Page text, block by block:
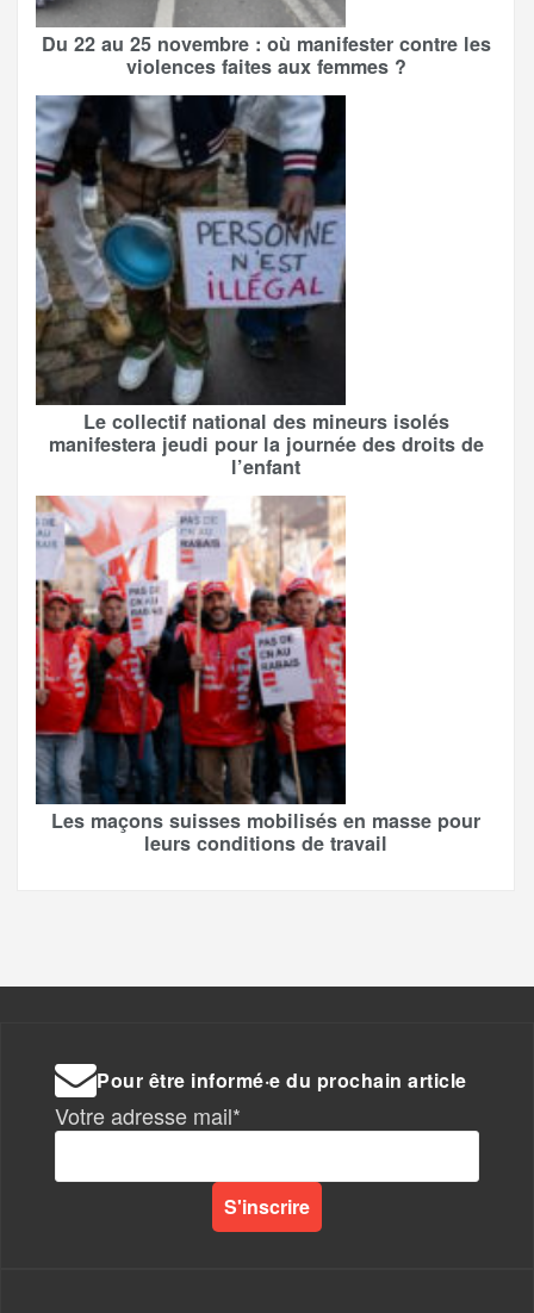
Du 22 au 25 novembre : où manifester contre les
violences faites aux femmes ?
Le collectif national des mineurs isolés
manifestera jeudi pour la journée des droits de
l’enfant
Les maçons suisses mobilisés en masse pour
leurs conditions de travail
Pour être informé·e du prochain article
Votre adresse mail*